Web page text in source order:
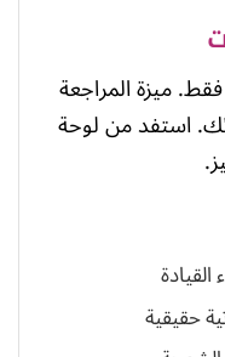
ميزة المراجعة
استفد من لوحة
حقيقية